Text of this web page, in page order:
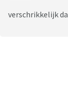
verschrikkelijk